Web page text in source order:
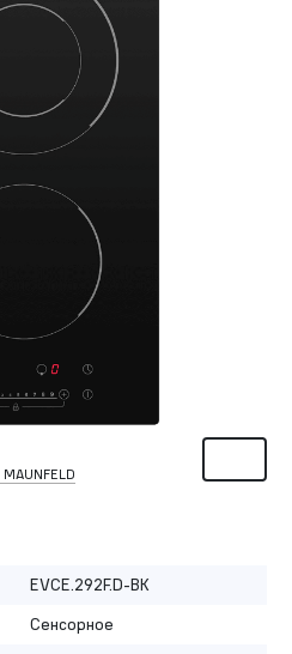
EVCE.292F.D-BK
Сенсорное